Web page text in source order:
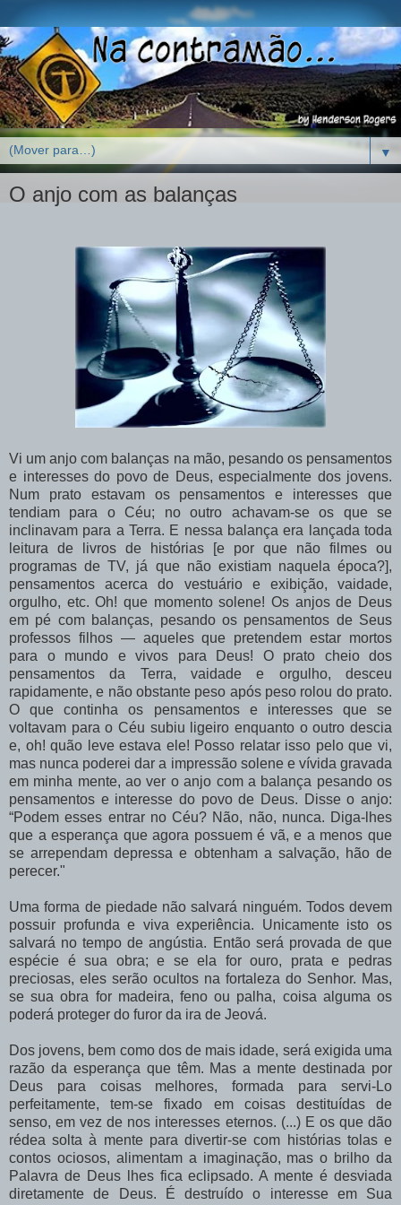
▼
O anjo com as balanças
Vi um anjo com balanças na mão, pesando os pensamentos
e interesses do povo de Deus, especialmente dos jovens.
Num prato estavam os pensamentos e interesses que
tendiam para o Céu; no outro achavam-se os que se
inclinavam para a Terra. E nessa balança era lançada toda
leitura de livros de histórias [e por que não filmes ou
programas de TV, já que não existiam naquela época?],
pensamentos acerca do vestuário e exibição, vaidade,
orgulho, etc. Oh! que momento solene! Os anjos de Deus
em pé com balanças, pesando os pensamentos de Seus
professos filhos — aqueles que pretendem estar mortos
para o mundo e vivos para Deus! O prato cheio dos
pensamentos da Terra, vaidade e orgulho, desceu
rapidamente, e não obstante peso após peso rolou do prato.
O que continha os pensamentos e interesses que se
voltavam para o Céu subiu ligeiro enquanto o outro descia
e, oh! quão leve estava ele! Posso relatar isso pelo que vi,
mas nunca poderei dar a impressão solene e vívida gravada
em minha mente, ao ver o anjo com a balança pesando os
pensamentos e interesse do povo de Deus. Disse o anjo:
“Podem esses entrar no Céu? Não, não, nunca. Diga-lhes
que a esperança que agora possuem é vã, e a menos que
se arrependam depressa e obtenham a salvação, hão de
perecer."
Uma forma de piedade não salvará ninguém. Todos devem
possuir profunda e viva experiência. Unicamente isto os
salvará no tempo de angústia. Então será provada de que
espécie é sua obra; e se ela for ouro, prata e pedras
preciosas, eles serão ocultos na fortaleza do Senhor. Mas,
se sua obra for madeira, feno ou palha, coisa alguma os
poderá proteger do furor da ira de Jeová.
Dos jovens, bem como dos de mais idade, será exigida uma
razão da esperança que têm. Mas a mente destinada por
Deus para coisas melhores, formada para servi-Lo
perfeitamente, tem-se fixado em coisas destituídas de
senso, em vez de nos interesses eternos. (...) E os que dão
rédea solta à mente para divertir-se com histórias tolas e
contos ociosos, alimentam a imaginação, mas o brilho da
Palavra de Deus lhes fica eclipsado. A mente é desviada
diretamente de Deus. É destruído o interesse em Sua